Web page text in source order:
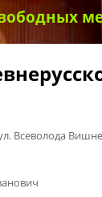
Всеволода